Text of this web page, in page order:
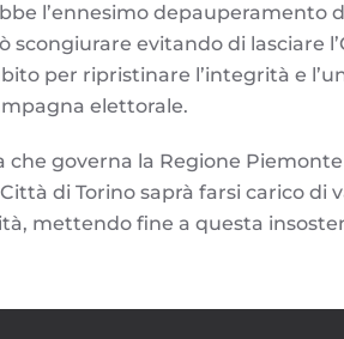
l’ennesimo depauperamento
scongiurare evitando di lasciare
per ripristinare l’integrità e
elettorale.
governa la Regione
di Torino saprà farsi carico di
mettendo fine a questa